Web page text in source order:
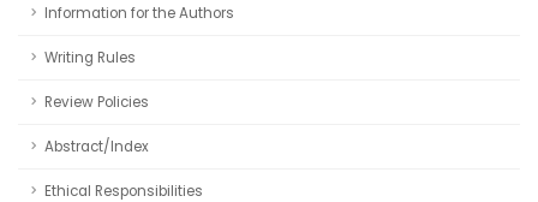
Information for the Authors
Writing Rules
Review Policies
Abstract/Index
Ethical Responsibilities